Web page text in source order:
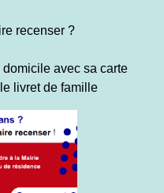
recenser ?
avec sa carte
livret de famille